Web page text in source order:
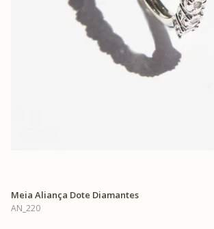
Meia Aliança Dote Diamantes
AN_220